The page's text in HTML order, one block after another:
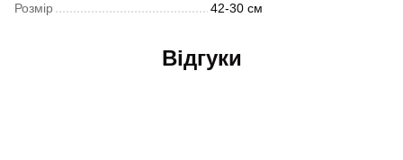
Розмір 42-30 см
Відгуки